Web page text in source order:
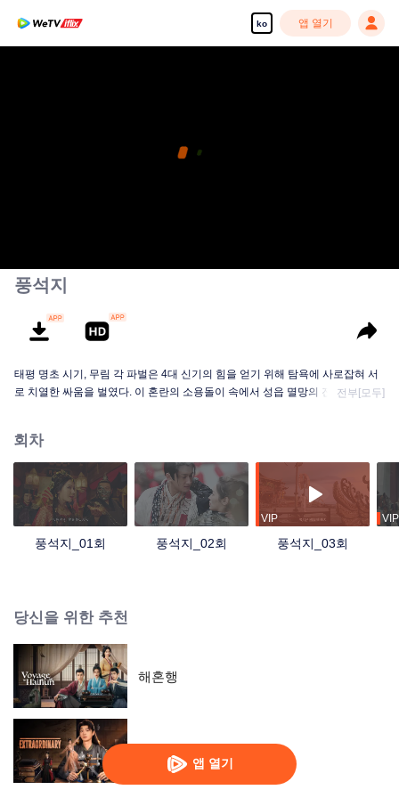
ko 앱 열기
앱 열기
풍석지
태평 명초 시기, 무림 각 파벌은 4대 신기의 힘을 얻기 위해 탐욕에 사로잡혀 서
로 치열한 싸움을 벌였다. 이 혼란의 소용돌이 속에서 성읍 멸망의 진실과 출신
대 신기중 하나인 '청룡담'을 얻게 되고 출신의 비밀을 알아낸 고릉풍은 손침석
과 함께 천하를 지키는 사명을 다하기 위해 남은 신기들을 찾아 나선다.
전부[모두]
회차
풍석지_01회 풍석지_02회
VIP
풍석지_03회
VIP
당신을 위한 추천
해혼행